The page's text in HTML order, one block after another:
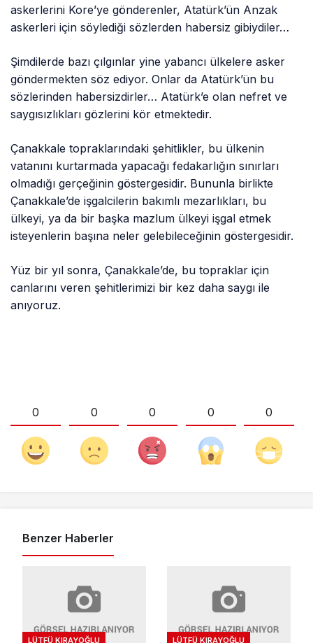
askerlerini Kore’ye gönderenler, Atatürk’ün Anzak
askerleri için söylediği sözlerden habersiz gibiydiler…
Şimdilerde bazı çılgınlar yine yabancı ülkelere asker
göndermekten söz ediyor. Onlar da Atatürk’ün bu
sözlerinden habersizdirler… Atatürk’e olan nefret ve
saygısızlıkları gözlerini kör etmektedir.
Çanakkale topraklarındaki şehitlikler, bu ülkenin
vatanını kurtarmada yapacağı fedakarlığın sınırları
olmadığı gerçeğinin göstergesidir. Bununla birlikte
Çanakkale’de işgalcilerin bakımlı mezarlıkları, bu
ülkeyi, ya da bir başka mazlum ülkeyi işgal etmek
isteyenlerin başına neler gelebileceğinin göstergesidir.
Yüz bir yıl sonra, Çanakkale’de, bu topraklar için
canlarını veren şehitlerimizi bir kez daha saygı ile
anıyoruz.
0 0 0 0 0
Benzer Haberler
LÜTFÜ KIRAYOĞLU LÜTFÜ KIRAYOĞLU